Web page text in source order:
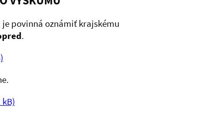
povinná oznámiť krajskému
.
kB)